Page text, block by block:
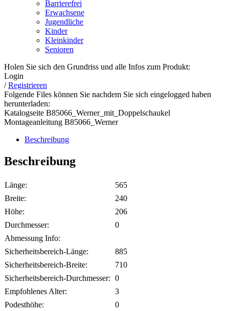
Barrierefrei
Erwachsene
Jugendliche
Kinder
Kleinkinder
Senioren
Holen Sie sich den Grundriss und alle Infos zum Produkt:
Login
/Registrieren
Folgende Files können Sie nachdem Sie sich eingelogged haben
herunterladen:
Katalogseite B85066_Werner_mit_Doppelschaukel
Montageanleitung B85066_Werner
Beschreibung
Beschreibung
Länge:
565
Breite:
240
Höhe:
206
Durchmesser:
0
Abmessung Info:
Sicherheitsbereich-Länge:
885
Sicherheitsbereich-Breite:
710
Sicherheitsbereich-Durchmesser: 0
Empfohlenes Alter:
3
Podesthöhe:
0